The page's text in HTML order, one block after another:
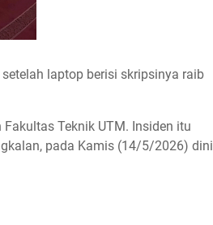
laptop berisi skripsinya raib
Teknik UTM. Insiden itu
pada Kamis (14/5/2026) dini